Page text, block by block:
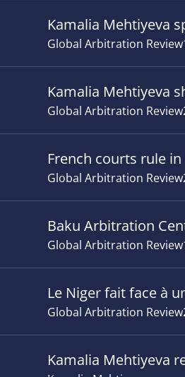
Kamalia Mehtiyeva
Global Arbitration Review
Kamalia Mehtiyeva
Global Arbitration Review
French courts rule
Global Arbitration Review
Baku Arbitration
Global Arbitration Review
Le Niger fait face à
Global Arbitration Review
Kamalia Mehtiyeva